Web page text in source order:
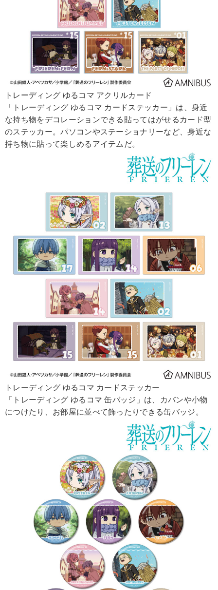
トレーディング ゆるコマ アクリルカード
「トレーディング ゆるコマ カードステッカー」は、身近
な持ち物をデコレーションできる貼ってはがせるカード型
のステッカー。パソコンやステーショナリーなど、身近な
持ち物に貼って楽しめるアイテムだ。
トレーディング ゆるコマ カードステッカー
「トレーディング ゆるコマ 缶バッジ」は、カバンや小物
につけたり、お部屋に並べて飾ったりできる缶バッジ。